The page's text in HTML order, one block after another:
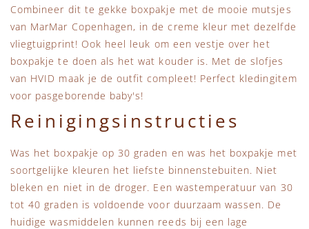
Combineer dit te gekke boxpakje met de mooie mutsjes
van MarMar Copenhagen, in de creme kleur met dezelfde
vliegtuigprint! Ook heel leuk om een vestje over het
boxpakje te doen als het wat kouder is. Met de slofjes
van HVID maak je de outfit compleet! Perfect kledingitem
voor pasgeborende baby's!
Reinigingsinstructies
Was het boxpakje op 30 graden en was het boxpakje met
soortgelijke kleuren het liefste binnenstebuiten. Niet
bleken en niet in de droger. Een wastemperatuur van 30
tot 40 graden is voldoende voor duurzaam wassen. De
huidige wasmiddelen kunnen reeds bij een lage